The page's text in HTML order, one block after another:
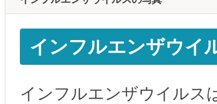
インフルエンザウイ
インフルエンザウイルス